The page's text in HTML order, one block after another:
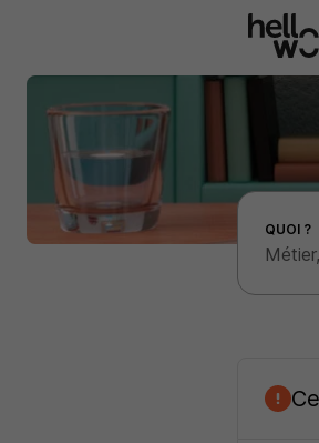
Effectuer une recherche d'emploi par
QUOI ?